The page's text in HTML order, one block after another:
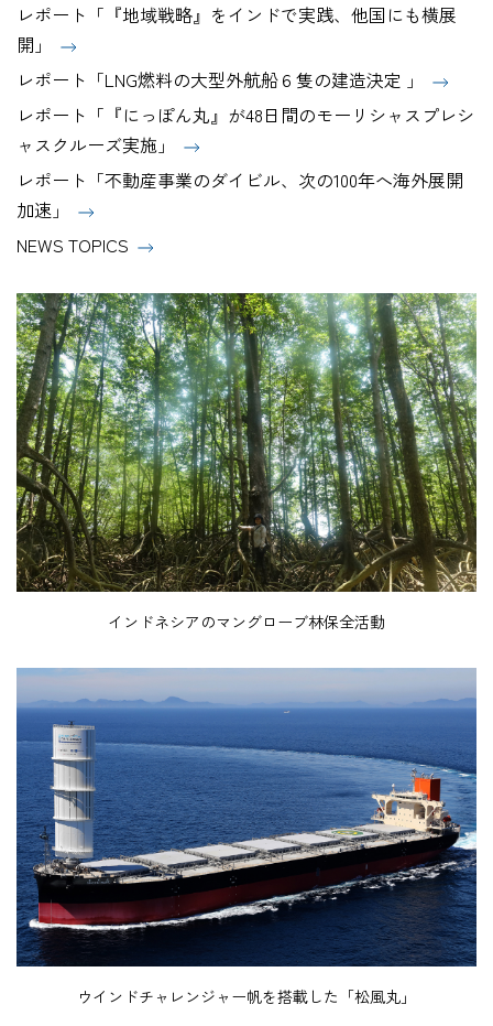
レポート「『地域戦略』をインドで実践、他国にも横展
開」
レポート「LNG燃料の大型外航船６隻の建造決定 」
レポート「『にっぽん丸』が48日間のモーリシャスプレシ
ャスクルーズ実施」
レポート「不動産事業のダイビル、次の100年へ海外展開
加速」
NEWS TOPICS
インドネシアのマングローブ林保全活動
ウインドチャレンジャー帆を搭載した「松風丸」